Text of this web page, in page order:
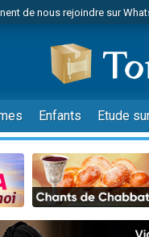
de nous rejoindre sur
musiques dans Torah-Box Music
viennent de faire un don pour
pour étudier en groupe sur
de nous rejoindre sur
de nous rejoindre sur
de nous rejoindre sur
dans Torah-Box Music
viennent de faire un don pour
Enfants Etude